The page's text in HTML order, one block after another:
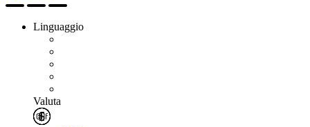
Linguaggio
Valuta